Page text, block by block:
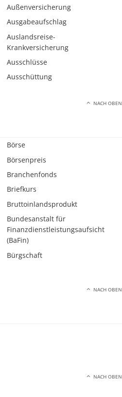
Außenversicherung
Ausgabeaufschlag
Auslandsreise-
Krankversicherung
Ausschlüsse
Ausschüttung
NACH OBEN
Börse
Börsenpreis
Branchenfonds
Briefkurs
Bruttoinlandsprodukt
Bundesanstalt für
Finanzdienstleistungsaufsicht
(BaFin)
Bürgschaft
NACH OBEN
NACH OBEN